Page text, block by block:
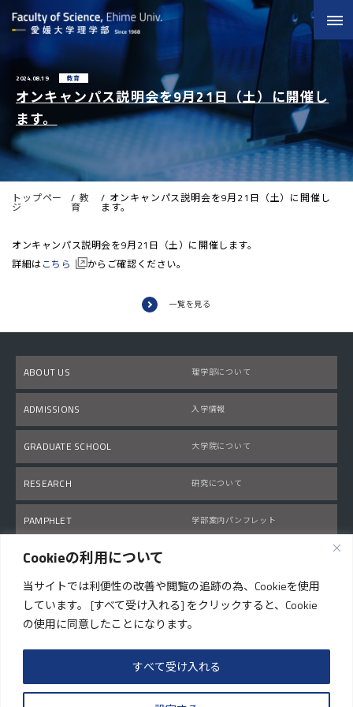
Cookieの利用について
当サイトでは利便性の改善や閲覧の追跡の為、Cookieを使用
しています。 [すべて受け入れる] をクリックすると、Cookie
の使用に同意したことになります。
すべて受け入れる
2024.08.19 教育
オンキャンパス説明会を9月21日（土）に開催し
ます。
トップペー
ジ
教
育
オンキャンパス説明会を9月21日（土）に開催し
ます。
オンキャンパス説明会を9月21日（土）に開催します。
詳細はこちら からご確認ください。
一覧を見る
ABOUT US 理学部について
ADMISSIONS 入学情報
GRADUATE SCHOOL 大学院について
RESEARCH 研究について
PAMPHLET 学部案内パンフレット
matsuyama-kurashi.com